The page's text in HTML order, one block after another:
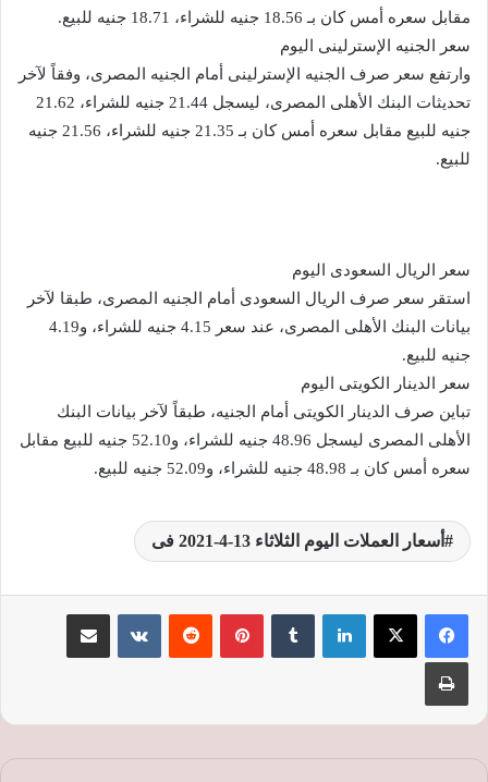
مقابل سعره أمس كان بـ 18.56 جنيه للشراء، 18.71 جنيه للبيع.
سعر الجنيه الإسترلينى اليوم
وارتفع سعر صرف الجنيه الإسترلينى أمام الجنيه المصرى، وفقاً لآخر
تحديثات البنك الأهلى المصرى، ليسجل 21.44 جنيه للشراء، 21.62
جنيه للبيع مقابل سعره أمس كان بـ 21.35 جنيه للشراء، 21.56 جنيه
للبيع.
سعر الريال السعودى اليوم
استقر سعر صرف الريال السعودى أمام الجنيه المصرى، طبقا لآخر
بيانات البنك الأهلى المصرى، عند سعر 4.15 جنيه للشراء، و4.19
جنيه للبيع.
سعر الدينار الكويتى اليوم
تباين صرف الدينار الكويتى أمام الجنيه، طبقاً لآخر بيانات البنك
الأهلى المصرى ليسجل 48.96 جنيه للشراء، و52.10 جنيه للبيع مقابل
سعره أمس كان بـ 48.98 جنيه للشراء، و52.09 جنيه للبيع.
أسعار العملات اليوم الثلاثاء 13-4-2021 فى
لينكدإن بينتيريست